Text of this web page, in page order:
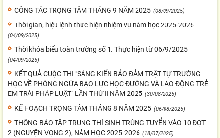
CÔNG TÁC TRỌNG TÂM THÁNG 9 NĂM 2025 (08/09/2025)
Thời gian, hiệu lệnh thực hiện nhiệm vụ năm học 2025-2026
(04/09/2025)
Thời khóa biểu toàn trường số 1. Thực hiện từ 06/9/2025
(04/09/2025)
KẾT QUẢ CUỘC THI "SÁNG KIẾN BẢO ĐẢM TRẬT TỰ TRƯỜNG
HỌC VỀ PHÒNG NGỪA BẠO LỰC HỌC ĐƯỜNG VÀ LAO ĐỘNG TRẺ
EM TRÁI PHÁP LUẬT" LẦN THỨ II NĂM 2025 (30/08/2025)
KẾ HOẠCH TRỌNG TÂM THÁNG 8 NĂM 2025 (06/08/2025)
THÔNG BÁO TẬP TRUNG THÍ SINH TRÚNG TUYỂN VÀO 10 ĐỢT
2 (NGUYỆN VỌNG 2), NĂM HỌC 2025-2026 (18/07/2025)